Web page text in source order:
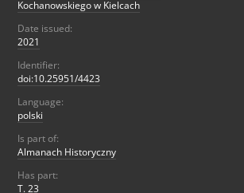
Kochanowskiego w Kielcach
Date issued:
2021
Identifier:
doi:10.25951/4423
Language:
polski
Is part of:
Almanach Historyczny
Has part:
T. 23